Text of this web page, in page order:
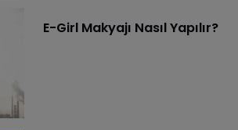
E-Girl Makyajı Nasıl Yapılır?